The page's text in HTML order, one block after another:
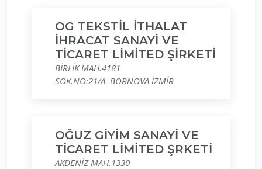
OG TEKSTİL İTHALAT
İHRACAT SANAYİ VE
TİCARET LİMİTED ŞİRKETİ
BİRLİK MAH.4181
SOK.NO:21/A BORNOVA İZMİR
OĞUZ GİYİM SANAYİ VE
TİCARET LİMİTED ŞRKETİ
AKDENİZ MAH.1330